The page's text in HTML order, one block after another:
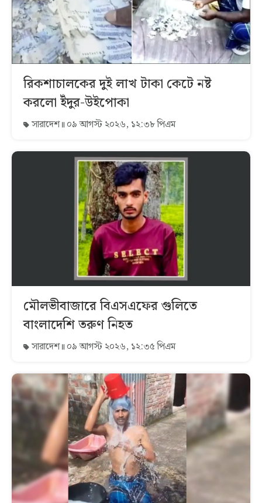
রিকশাচালকের দুই লাখ টাকা কেটে নষ্ট
করলো ইঁদুর-উইপোকা
সারাদেশ ০৯ আগস্ট ২০২৬, ১২:৩৮ পিএম
মৌলভীবাজারে বিএসএফের গুলিতে
বাংলাদেশি তরুণ নিহত
সারাদেশ ০৯ আগস্ট ২০২৬, ১২:৩৫ পিএম